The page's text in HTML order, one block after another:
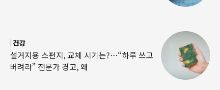
건강
설거지용 스펀지, 교체 시기는?…“하루 쓰고
버려라” 전문가 경고, 왜